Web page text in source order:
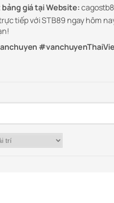
giá tại Website:
tiếp với STB89 ngay hôm